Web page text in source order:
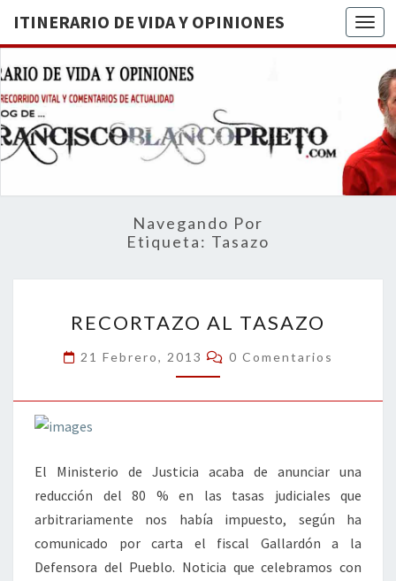
ITINERARIO DE VIDA Y OPINIONES
DE
BREVE
RECORRIDO
VITAL Y
ACTUALIDAD
Navegando Por
Etiqueta: Tasazo
AL
TASAZO
RECORTAZO AL TASAZO
21 Febrero, 2013 Comentarios
0 Comentarios
El Ministerio de Justicia acaba de anunciar una
reducción del 80 % en las tasas judiciales que
arbitrariamente nos había impuesto, según ha
comunicado por carta el fiscal Gallardón a la
Defensora del Pueblo. Noticia que celebramos con